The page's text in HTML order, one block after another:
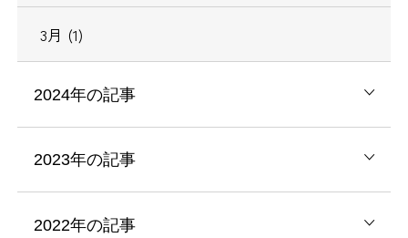
3月 (1)
2024年の記事
2023年の記事
2022年の記事